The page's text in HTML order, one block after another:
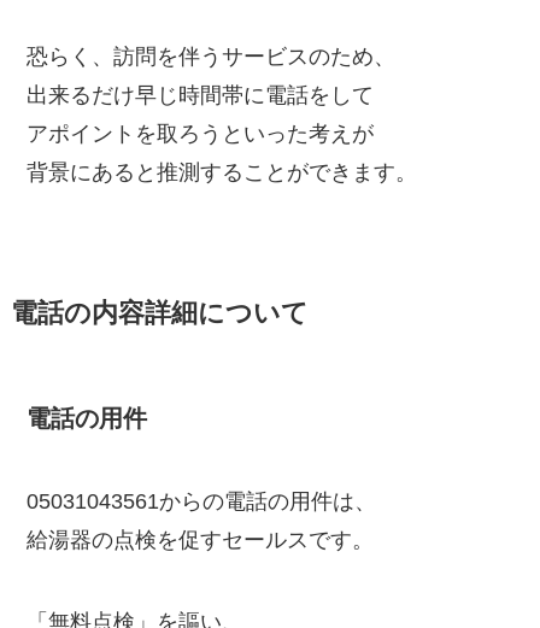
恐らく、訪問を伴うサービスのため、
出来るだけ早じ時間帯に電話をして
アポイントを取ろうといった考えが
背景にあると推測することができます。
電話の内容詳細について
電話の用件
05031043561からの電話の用件は、
給湯器の点検を促すセールスです。
「無料点検」を謳い、